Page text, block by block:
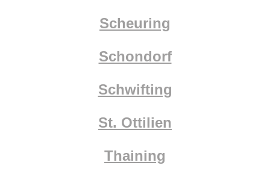
Scheuring
Schondorf
Schwifting
St. Ottilien
Thaining